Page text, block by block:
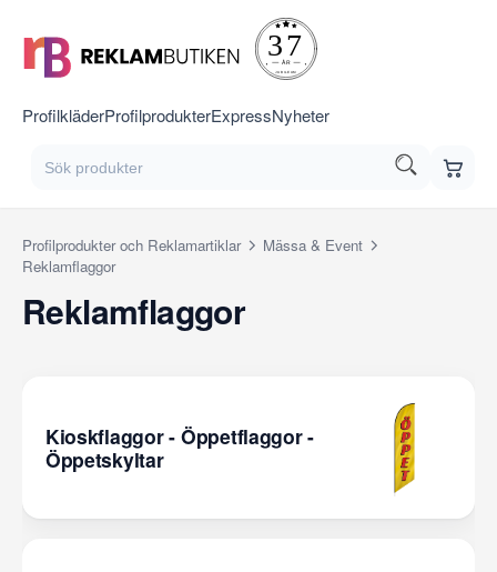
ProfilkläderProfilprodukterExpressNyheter
Profilprodukter och Reklamartiklar
Mässa & Event
Reklamflaggor
Reklamflaggor
Kioskflaggor - Öppetflaggor -
Öppetskyltar